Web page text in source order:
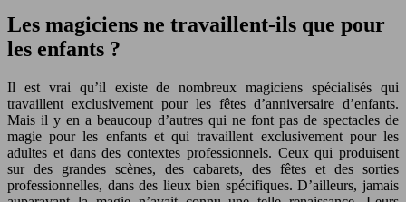
Les magiciens ne travaillent-ils que pour
les enfants ?
Il est vrai qu’il existe de nombreux magiciens spécialisés qui
travaillent exclusivement pour les fêtes d’anniversaire d’enfants.
Mais il y en a beaucoup d’autres qui ne font pas de spectacles de
magie pour les enfants et qui travaillent exclusivement pour les
adultes et dans des contextes professionnels. Ceux qui produisent
sur des grandes scènes, des cabarets, des fêtes et des sorties
professionnelles, dans des lieux bien spécifiques. D’ailleurs, jamais